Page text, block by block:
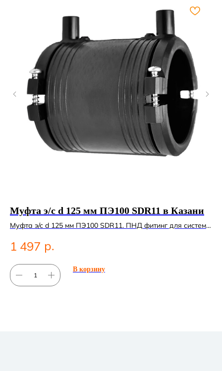
Муфта э/с d 125 мм ПЭ100 SDR11 в Казани
Муфта э/с d 125 мм ПЭ100 SDR11. ПНД фитинг для систем
1 497 р.
В корзину